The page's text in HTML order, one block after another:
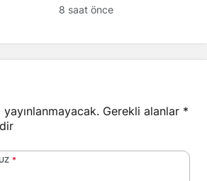
arama çalışması
8 saat önce
Gerekli alanlar *
*